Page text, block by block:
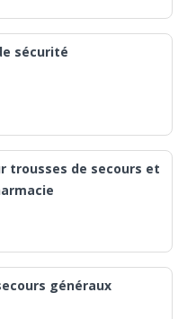
sécurité
trousses de secours et
généraux